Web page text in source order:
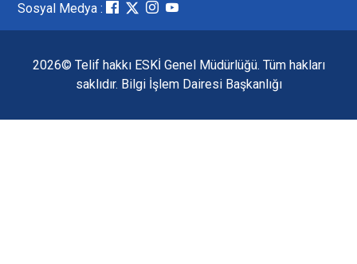
Sosyal Medya :
2026© Telif hakkı ESKİ Genel Müdürlüğü. Tüm hakları
saklıdır. Bilgi İşlem Dairesi Başkanlığı